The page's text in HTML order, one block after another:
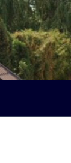
Sari
la
conținut